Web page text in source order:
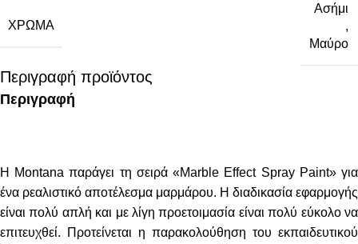
ΧΡΏΜΑ
Ασήμι
,
Μαύρο
Περιγραφή προϊόντος
Περιγραφή
H Montana παράγει τη σειρά «Marble Effect Spray Paint» για
ένα ρεαλιστικό αποτέλεσμα μαρμάρου. Η διαδικασία εφαρμογής
είναι πολύ απλή και με λίγη προετοιμασία είναι πολύ εύκολο να
επιτευχθεί. Προτείνεται η παρακολούθηση του εκπαιδευτικού